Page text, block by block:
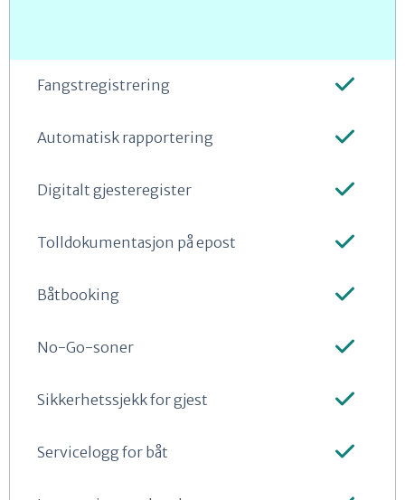
Fangstregistrering
Automatisk rapportering
Digitalt gjesteregister
Tolldokumentasjon på epost
Båtbooking
No-Go-soner
Sikkerhetssjekk for gjest
Servicelogg for båt